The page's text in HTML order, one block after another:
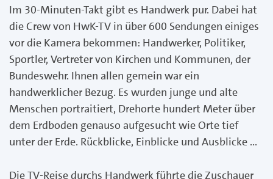
Im 30-Minuten-Takt gibt es Handwerk pur. Dabei hat
die Crew von HwK-TV in über 600 Sendungen einiges
vor die Kamera bekommen: Handwerker, Politiker,
Sportler, Vertreter von Kirchen und Kommunen, der
Bundeswehr. Ihnen allen gemein war ein
handwerklicher Bezug. Es wurden junge und alte
Menschen portraitiert, Drehorte hundert Meter über
dem Erdboden genauso aufgesucht wie Orte tief
unter der Erde. Rückblicke, Einblicke und Ausblicke ...
Die TV-Reise durchs Handwerk führte die Zuschauer